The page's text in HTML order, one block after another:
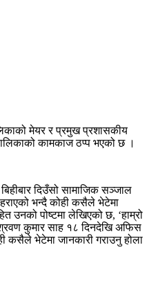
मेयर र प्रमुख प्रशासकीय
कामकाज ठप्प भएको छ ।
दिउँसो सामाजिक सञ्जाल
भन्दै कोही कसैले भेटेमा
उनको पोष्टमा लेखिएको छ, ‘हाम्रो
श्रवण कुमार साह १८ दिनदेखि अफिस
भेटेमा जानकारी गराउनु होला